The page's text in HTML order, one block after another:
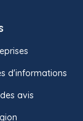
d'informations
avis